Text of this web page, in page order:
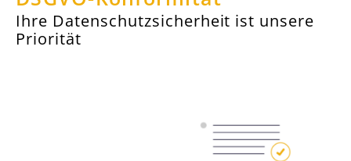
Ihre Datenschutzsicherheit ist unsere
Priorität